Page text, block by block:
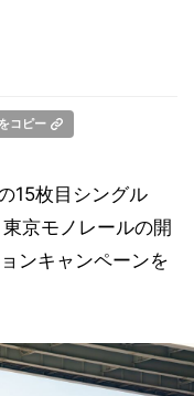
コピー
15枚目シングル
京モノレールの開
ンキャンペーンを